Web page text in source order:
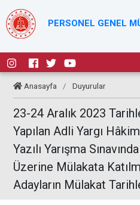
PERSONEL GENEL
Anasayfa / Duyurular
23-24 Aralık 2023
Yapılan Adli Yargı
Yazılı Yarışma
Üzerine Mülakata
Adayların Mülakat